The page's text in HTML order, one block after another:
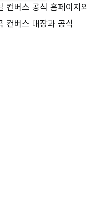
컨버스 공식 홈페이지
컨버스 매장과 공식